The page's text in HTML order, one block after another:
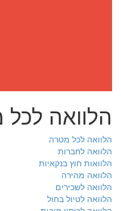
הלוואה
הלוואה לכל מטרה
הלוואה לחברות
הלוואות חוץ בנקאיות
הלוואה מהירה
הלוואה לשכירים
הלוואה לטיול בחול